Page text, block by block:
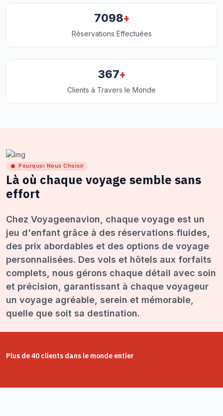
7098+
Réservations Effectuées
367+
Clients à Travers le Monde
Pourquoi Nous Choisir
Là où chaque voyage semble sans
effort
Chez Voyageenavion, chaque voyage est un
jeu d'enfant grâce à des réservations fluides,
des prix abordables et des options de voyage
personnalisées. Des vols et hôtels aux forfaits
complets, nous gérons chaque détail avec soin
et précision, garantissant à chaque voyageur
un voyage agréable, serein et mémorable,
quelle que soit sa destination.
Plus de 40 clients dans le monde entier